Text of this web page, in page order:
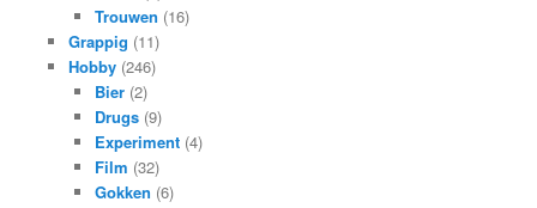
Trouwen (16)
Grappig (11)
Hobby(246)
Bier (2)
Drugs (9)
Experiment (4)
Film (32)
Gokken (6)